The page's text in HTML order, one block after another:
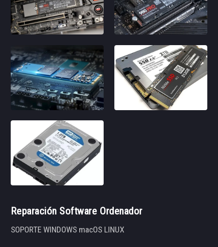
Reparación Software Ordenador
SOPORTE WINDOWS macOS LINUX